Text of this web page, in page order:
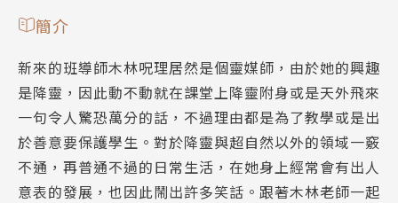
簡介
新來的班導師木林呪理居然是個靈媒師，由於她的興趣
是降靈，因此動不動就在課堂上降靈附身或是天外飛來
一句令人驚恐萬分的話，不過理由都是為了教學或是出
於善意要保護學生。對於降靈與超自然以外的領域一竅
不通，再普通不過的日常生活，在她身上經常會有出人
意表的發展，也因此鬧出許多笑話。跟著木林老師一起